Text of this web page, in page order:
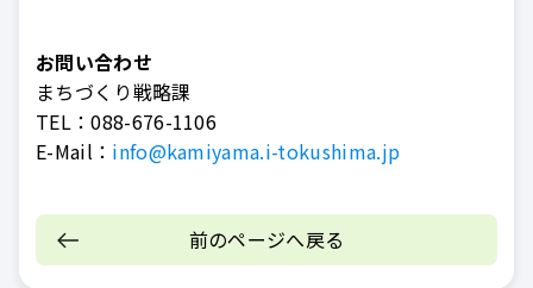
お問い合わせ
まちづくり戦略課
TEL：088-676-1106
E-Mail： info@kamiyama.i-tokushima.jp
前のページへ戻る